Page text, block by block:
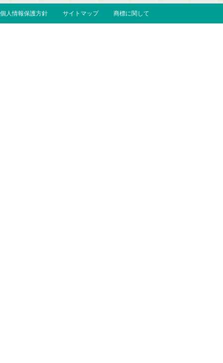
個人情報保護方針 サイトマップ 商標に関して